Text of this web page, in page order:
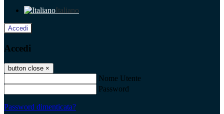
Italiano
Accedi
Accedi
button close ×
Nome Utente
Password
Password dimenticata?